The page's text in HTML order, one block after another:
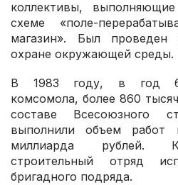
коллективы,
схеме «поле-
магазин». Был
охране окружающей среды.
В 1983 году, в год
комсомола, более 860
составе Всесоюзного
выполнили объем
миллиарда рублей.
строительный отряд
бригадного подряда.